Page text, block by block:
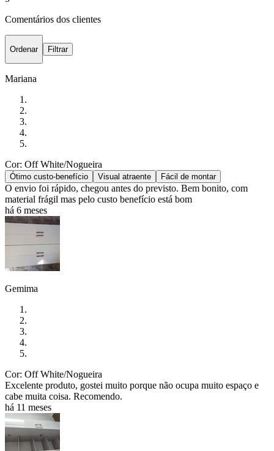
Comentários dos clientes
Ordenar Filtrar
Mariana
Cor: Off White/Nogueira
Ótimo custo-benefício Visual atraente Fácil de montar
O envio foi rápido, chegou antes do previsto. Bem bonito, com
material frágil mas pelo custo benefício está bom
há 6 meses
Gemima
Cor: Off White/Nogueira
Excelente produto, gostei muito porque não ocupa muito espaço e
cabe muita coisa. Recomendo.
há 11 meses